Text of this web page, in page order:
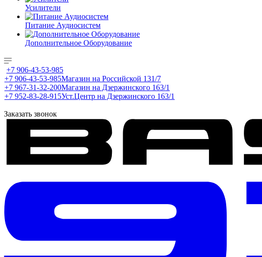
Усилители
Питание Аудиосистем
Дополнительное Оборудование
+7 906-43-53-985
+7 906-43-53-985Магазин на Российской 131/7
+7 967-31-32-200Магазин на Дзержинского 163/1
+7 952-83-28-915Уст.Центр на Дзержинского 163/1
Заказать звонок